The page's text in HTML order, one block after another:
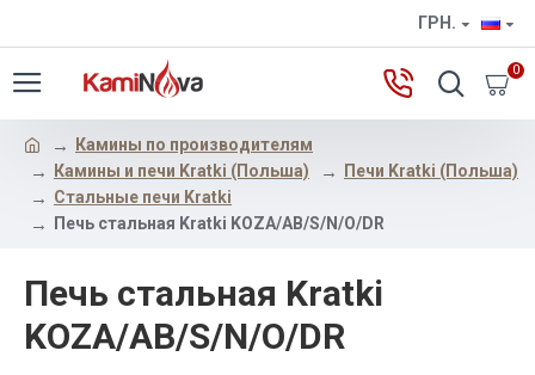
ГРН.
0
Камины по производителям
Камины и печи Kratki (Польша)
Печи Kratki (Польша)
Стальные печи Kratki
Печь стальная Kratki KOZA/AB/S/N/O/DR
Печь стальная Kratki
KOZA/AB/S/N/O/DR